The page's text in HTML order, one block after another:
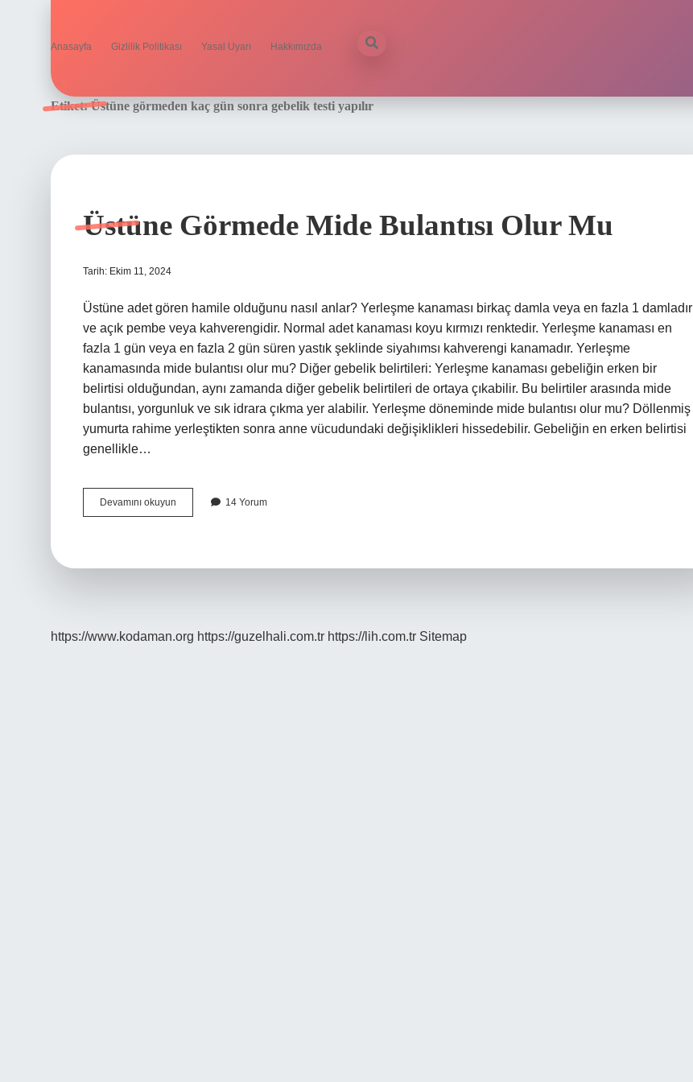
Anasayfa Gizlilik Politikası Yasal Uyarı Hakkımızda
Etiket:Üstüne görmeden kaç gün sonra gebelik testi yapılır
Üstüne Görmede Mide Bulantısı Olur Mu
Tarih: Ekim 11, 2024
Üstüne adet gören hamile olduğunu nasıl anlar? Yerleşme kanaması birkaç damla veya en fazla 1 damladır
ve açık pembe veya kahverengidir. Normal adet kanaması koyu kırmızı renktedir. Yerleşme kanaması en
fazla 1 gün veya en fazla 2 gün süren yastık şeklinde siyahımsı kahverengi kanamadır. Yerleşme
kanamasında mide bulantısı olur mu? Diğer gebelik belirtileri: Yerleşme kanaması gebeliğin erken bir
belirtisi olduğundan, aynı zamanda diğer gebelik belirtileri de ortaya çıkabilir. Bu belirtiler arasında mide
bulantısı, yorgunluk ve sık idrara çıkma yer alabilir. Yerleşme döneminde mide bulantısı olur mu? Döllenmiş
yumurta rahime yerleştikten sonra anne vücudundaki değişiklikleri hissedebilir. Gebeliğin en erken belirtisi
genellikle…
Devamını okuyun
Görmede
14 Yorum
https://www.kodaman.org https://guzelhali.com.tr https://lih.com.tr Sitemap